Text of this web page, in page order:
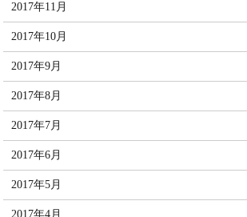
2017年11月
2017年10月
2017年9月
2017年8月
2017年7月
2017年6月
2017年5月
2017年4月